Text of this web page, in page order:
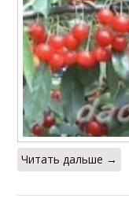
Читать дальше →